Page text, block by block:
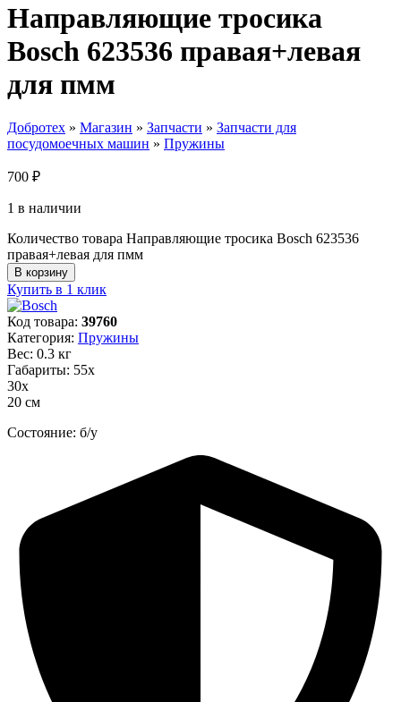
Направляющие тросика
Bosch 623536 правая+левая
для пмм
Добротех » Магазин » Запчасти » Запчасти для
посудомоечных машин » Пружины
700 ₽
1 в наличии
Количество товара Направляющие тросика Bosch 623536
правая+левая для пмм
В корзину
Купить в 1 клик
Код товара: 39760
Категория: Пружины
Вес: 0.3 кг
Габариты: 55х
30х
20 см
Состояние: б/у